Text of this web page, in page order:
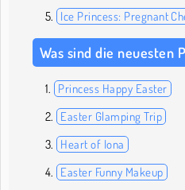
Ice Princess: Pregnant
Was sind die neuesten
Princess Happy Easter
Easter Glamping Trip
Heart of Iona
Easter Funny Makeup